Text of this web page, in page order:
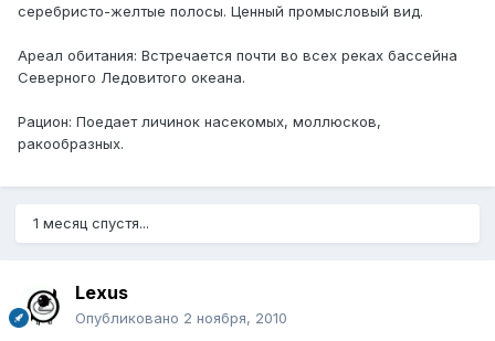
серебристо-желтые полосы. Ценный промысловый вид.
Ареал обитания: Встречается почти во всех реках бассейна
Северного Ледовитого океана.
Рацион: Поедает личинок насекомых, моллюсков,
ракообразных.
1 месяц спустя...
Lexus
Опубликовано 2 ноября, 2010